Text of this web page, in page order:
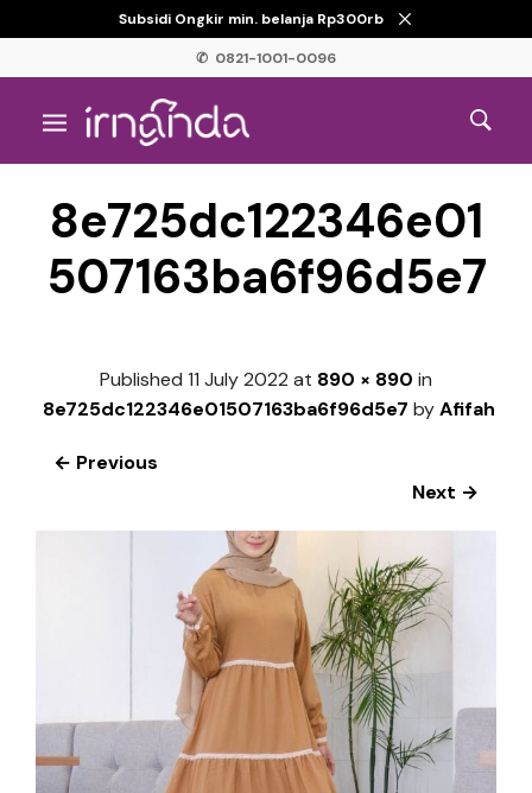
Subsidi Ongkir min. belanja Rp300rb
✆ 0821-1001-0096
8e725dc122346e01
507163ba6f96d5e7
Published 11 July 2022 at 890 × 890 in
8e725dc122346e01507163ba6f96d5e7 byAfifah
← Previous
Next →